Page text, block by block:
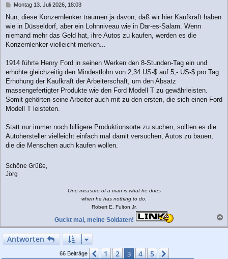
B
i
t
r
a
Montag 13. Juli 2026, 18:03
Nun, diese Konzernlenker träumen ja davon, daß wir hier Kaufkraft haben
wie in Düsseldorf, aber ein Lohnniveau wie in Dar-es-Salam. Wenn
niemand mehr das Geld hat, ihre Autos zu kaufen, werden es die
Konzernlenker vielleicht merken...
1914 führte Henry Ford in seinen Werken den 8-Stunden-Tag ein und
erhöhte gleichzeitig den Mindestlohn von 2,34 US-$ auf 5,- US-$ pro Tag:
Erhöhung der Kaufkraft der Arbeiterschaft, um den Absatz
massengefertigter Produkte wie den Ford Modell T zu gewährleisten.
Somit gehörten seine Arbeiter auch mit zu den ersten, die sich einen Ford
Modell T leisteten.
Statt nur immer noch billigere Produktionsorte zu suchen, sollten es die
Autohersteller vielleicht einfach mal damit versuchen, Autos zu bauen,
die die Menschen auch kaufen wollen.
Schöne Grüße,
Jörg
One measure of a man is what he does
when he has nothing to do.
Robert E. Fulton Jr.
Guckt mal, meine Soldaten!
a
Antworten
66 Beiträge Vorherige
1 2 3 4 5